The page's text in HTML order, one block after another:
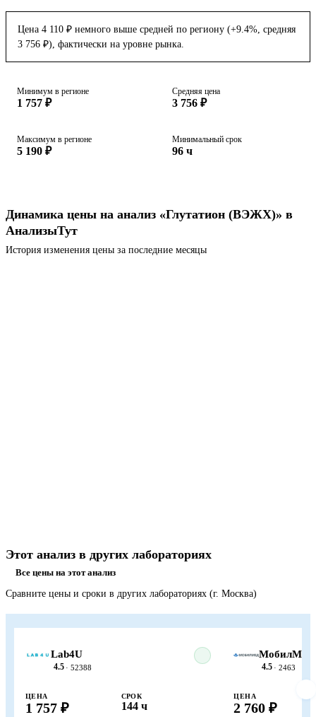
Цена 4 110 ₽ немного выше средней по региону (+9.4%, средняя
3 756 ₽), фактически на уровне рынка.
Минимум в регионе
1 757 ₽
Средняя цена
3 756 ₽
Максимум в регионе
5 190 ₽
Минимальный срок
96 ч
Динамика цены на анализ «Глутатион (ВЭЖХ)» в
АнализыТут
История изменения цены за последние месяцы
Этот анализ в других лабораториях
Все цены на этот анализ
Сравните цены и сроки в других лабораториях (г. Москва)
Lab4U
4.5 · 52388
ЦЕНА
1 757 ₽
СРОК
144 ч
МобилМед
4.5 · 2463
ЦЕНА
2 760 ₽